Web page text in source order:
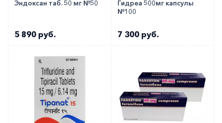
Эндоксан таб. 50 мг №50
5 890 руб.
Гидреа 500мг капсулы
№100
7 300 руб.